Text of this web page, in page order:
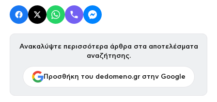
Ανακαλύψτε περισσότερα άρθρα στα αποτελέσματα
αναζήτησης.
Προσθήκη του dedomeno.gr στην Google